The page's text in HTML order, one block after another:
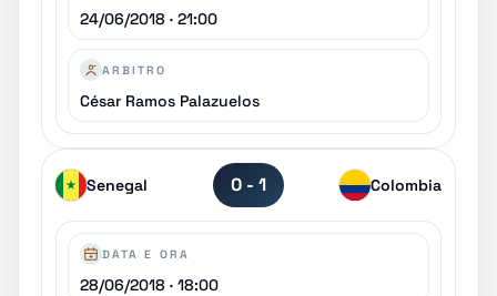
24/06/2018 · 21:00
ARBITRO
César Ramos Palazuelos
Senegal 0 - 1 Colombia
DATA E ORA
28/06/2018 · 18:00